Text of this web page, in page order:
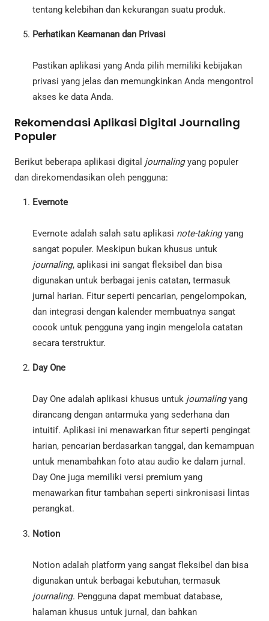
tentang kelebihan dan kekurangan suatu produk.
Perhatikan Keamanan dan Privasi
Pastikan aplikasi yang Anda pilih memiliki kebijakan
privasi yang jelas dan memungkinkan Anda mengontrol
akses ke data Anda.
Rekomendasi Aplikasi Digital Journaling
Populer
Berikut beberapa aplikasi digital journalingyang populer
dan direkomendasikan oleh pengguna:
Evernote
Evernote adalah salah satu aplikasi note-takingyang
sangat populer. Meskipun bukan khusus untuk
journaling, aplikasi ini sangat fleksibel dan bisa
digunakan untuk berbagai jenis catatan, termasuk
jurnal harian. Fitur seperti pencarian, pengelompokan,
dan integrasi dengan kalender membuatnya sangat
cocok untuk pengguna yang ingin mengelola catatan
secara terstruktur.
Day One
Day One adalah aplikasi khusus untuk journalingyang
dirancang dengan antarmuka yang sederhana dan
intuitif. Aplikasi ini menawarkan fitur seperti pengingat
harian, pencarian berdasarkan tanggal, dan kemampuan
untuk menambahkan foto atau audio ke dalam jurnal.
Day One juga memiliki versi premium yang
menawarkan fitur tambahan seperti sinkronisasi lintas
perangkat.
Notion
Notion adalah platform yang sangat fleksibel dan bisa
digunakan untuk berbagai kebutuhan, termasuk
journaling. Pengguna dapat membuat database,
halaman khusus untuk jurnal, dan bahkan